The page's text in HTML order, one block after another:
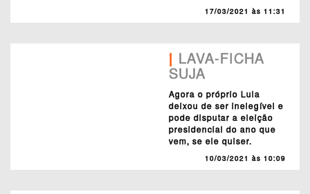
17/03/2021 às 11:31
| LAVA-FICHA
SUJA
Agora o próprio Lula
deixou de ser inelegível e
pode disputar a eleição
presidencial do ano que
vem, se ele quiser.
10/03/2021 às 10:09